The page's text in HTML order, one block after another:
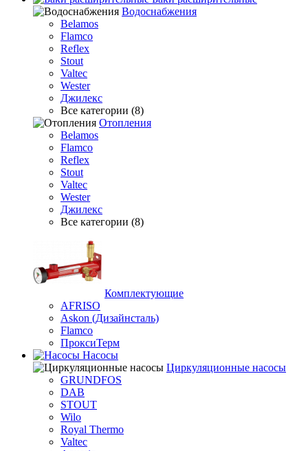
Водоснабжения
Belamos
Flamco
Reflex
Stout
Valtec
Wester
Джилекс
Все категории (8)
Отопления
Belamos
Flamco
Reflex
Stout
Valtec
Wester
Джилекс
Все категории (8)
Комплектующие
AFRISO
Askon (Дизайнсталь)
Flamco
ПроксиТерм
Насосы
Циркуляционные насосы
GRUNDFOS
DAB
STOUT
Wilo
Royal Thermo
Valtec